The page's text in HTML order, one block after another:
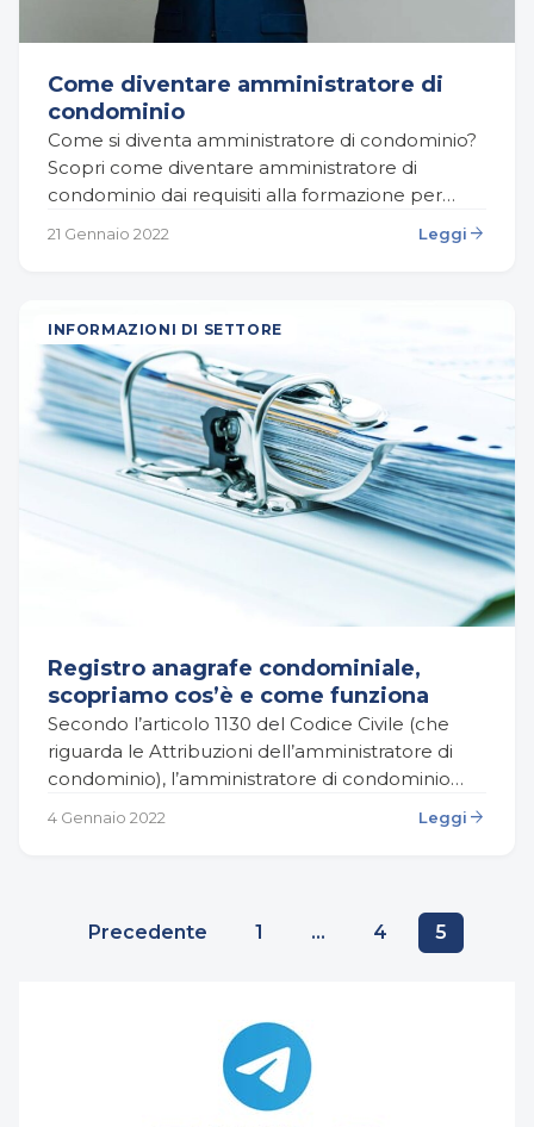
Come diventare amministratore di
condominio
Come si diventa amministratore di condominio?
Scopri come diventare amministratore di
condominio dai requisiti alla formazione per
intraprendere questa carriera in modo
21 Gennaio 2022 Leggi arrow_forward
INFORMAZIONI DI SETTORE
Registro anagrafe condominiale,
scopriamo cos’è e come funziona
Secondo l’articolo 1130 del Codice Civile (che
riguarda le Attribuzioni dell’amministratore di
condominio), l’amministratore di condominio
deve: “curare la tenuta del registro di anagrafe
4 Gennaio 2022 Leggi arrow_forward
Paginazione
Precedente 1 … 4 5